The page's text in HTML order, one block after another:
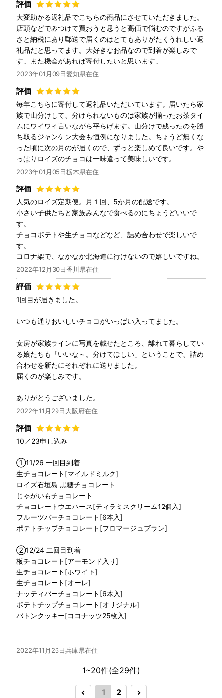
大変助かる返礼品でこちらの商品にさせていただきました。
店頭などでみつけて買おうと思うと高価で悩むのですがふる
さと納税にあり郵送で届くのはとてもありがたくうれしい返
礼品だと思ってます。大好きなお品なので到着が楽しみで
す。また機会があれば寄付したいと思います。
2023年01月09日愛知県在住
毎年こちらに寄付して返礼品いただいています。届いたら家
族で山分けして、分けられないものは家族が揃ったお茶タイ
ムにワイワイ言いながら平らげます。山分けで残ったのを勝
ち取るジャンケン大会も恒例になりました。ちょうど無くな
った頃に次の月のが届くので、ずっと楽しめて良いです。や
っぱりロイズのチョコは一味違って美味しいです。
2023年01月05日栃木県在住
人気のロイズ定期便。月１回、5か月の配送です。
小さい子供たちと家族みんなで食べるのにちょうどいいで
す。
チョコポテトや生チョコなどなど、詰め合わせで楽しいで
す。
コロナ架で、なかなか北海道に行けないので嬉しいですね。
2022年12月30日香川県在住
1回目が届きました。
いつも通りおいしいチョコがいっぱい入ってました。
女房が家族ラインに写真を載せたところ、離れて暮らしてい
る娘たちも「いいな～。分けてほしい」ということで、詰め
合わせを新たにそれぞれに送りました。
届くのが楽しみです。
ありがとうございました。
2022年11月29日大阪府在住
10／23申し込み
①11/26 一回目到着
生チョコレート[マイルドミルク]
ロイズ石垣島 黒糖チョコレート
じゃがいもチョコレート
チョコレートウエハース[ティラミスクリーム12個入]
フルーツバーチョコレート[6本入]
ポテトチップチョコレート[フロマージュブラン]
②12/24 二回目到着
板チョコレート[アーモンド入り]
生チョコレート[ホワイト]
生チョコレート[オーレ]
ナッティバーチョコレート[6本入]
ポテトチップチョコレート[オリジナル]
バトンクッキー[ココナッツ25枚入]
2022年11月26日兵庫県在住
1~20件(全29件)
1 2